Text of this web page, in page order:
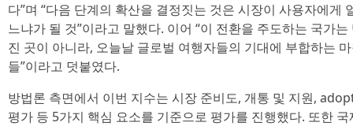
다”며 “다음 단계의 확산을 결정짓는 것은 시장이 사용자에게
느냐가 될 것”이라고 말했다. 이어 “이 전환을 주도하는 국가
진 곳이 아니라, 오늘날 글로벌 여행자들의 기대에 부합하는
들”이라고 덧붙였다.
방법론 측면에서 이번 지수는 시장 준비도, 개통 및 지원,
평가 등 5가지 핵심 요소를 기준으로 평가를 진행했다. 또한